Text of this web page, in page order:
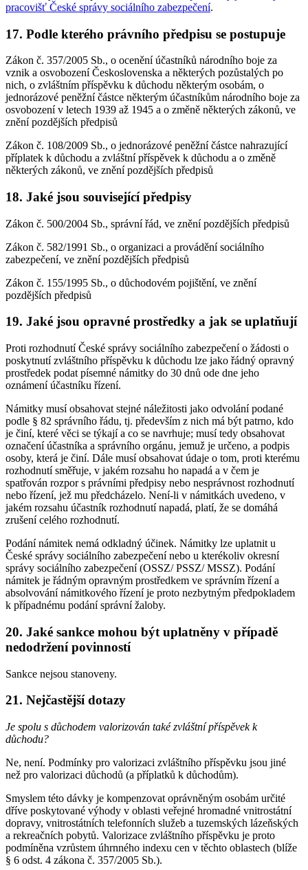
pracovišť České správy sociálního zabezpečení.
17. Podle kterého právního předpisu se postupuje
Zákon č. 357/2005 Sb., o ocenění účastníků národního boje za
vznik a osvobození Československa a některých pozůstalých po
nich, o zvláštním příspěvku k důchodu některým osobám, o
jednorázové peněžní částce některým účastníkům národního boje za
osvobození v letech 1939 až 1945 a o změně některých zákonů, ve
znění pozdějších předpisů
Zákon č. 108/2009 Sb., o jednorázové peněžní částce nahrazující
příplatek k důchodu a zvláštní příspěvek k důchodu a o změně
některých zákonů, ve znění pozdějších předpisů
18. Jaké jsou související předpisy
Zákon č. 500/2004 Sb., správní řád, ve znění pozdějších předpisů
Zákon č. 582/1991 Sb., o organizaci a provádění sociálního
zabezpečení, ve znění pozdějších předpisů
Zákon č. 155/1995 Sb., o důchodovém pojištění, ve znění
pozdějších předpisů
19. Jaké jsou opravné prostředky a jak se uplatňují
Proti rozhodnutí České správy sociálního zabezpečení o žádosti o
poskytnutí zvláštního příspěvku k důchodu lze jako řádný opravný
prostředek podat písemné námitky do 30 dnů ode dne jeho
oznámení účastníku řízení.
Námitky musí obsahovat stejné náležitosti jako odvolání podané
podle § 82 správního řádu, tj. především z nich má být patrno, kdo
je činí, které věci se týkají a co se navrhuje; musí tedy obsahovat
označení účastníka a správního orgánu, jemuž je určeno, a podpis
osoby, která je činí. Dále musí obsahovat údaje o tom, proti kterému
rozhodnutí směřuje, v jakém rozsahu ho napadá a v čem je
spatřován rozpor s právními předpisy nebo nesprávnost rozhodnutí
nebo řízení, jež mu předcházelo. Není-li v námitkách uvedeno, v
jakém rozsahu účastník rozhodnutí napadá, platí, že se domáhá
zrušení celého rozhodnutí.
Podání námitek nemá odkladný účinek. Námitky lze uplatnit u
České správy sociálního zabezpečení nebo u kterékoliv okresní
správy sociálního zabezpečení (OSSZ/ PSSZ/ MSSZ). Podání
námitek je řádným opravným prostředkem ve správním řízení a
absolvování námitkového řízení je proto nezbytným předpokladem
k případnému podání správní žaloby.
20. Jaké sankce mohou být uplatněny v případě
nedodržení povinností
Sankce nejsou stanoveny.
21. Nejčastější dotazy
Je spolu s důchodem valorizován také zvláštní příspěvek k
důchodu?
Ne, není. Podmínky pro valorizaci zvláštního příspěvku jsou jiné
než pro valorizaci důchodů (a příplatků k důchodům).
Smyslem této dávky je kompenzovat oprávněným osobám určité
dříve poskytované výhody v oblasti veřejné hromadné vnitrostátní
dopravy, vnitrostátních telefonních služeb a tuzemských lázeňských
a rekreačních pobytů. Valorizace zvláštního příspěvku je proto
podmíněna vzrůstem úhrnného indexu cen v těchto oblastech (blíže
§ 6 odst. 4 zákona č. 357/2005 Sb.).